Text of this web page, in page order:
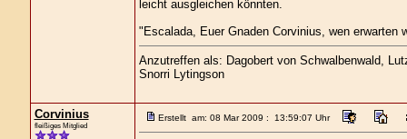
leicht ausgleichen könnten.
"Escalada, Euer Gnaden Corvinius, wen erwarten
Anzutreffen als: Dagobert von Schwalbenwald,
Snorri Lytingson
Corvinius
fleißiges Mitglied
Erstellt am: 08 Mar 2009 : 13:59:07 Uhr